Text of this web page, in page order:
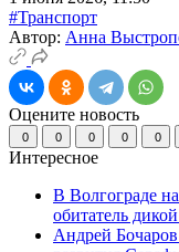
#Транспорт
Автор: Анна
Оцените новость
0 0 0 0 0
Интересное
В Волгограде
обитатель
Андрей Бочаров